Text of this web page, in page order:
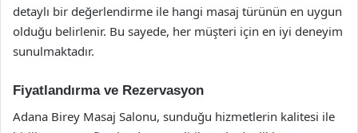
detaylı bir değerlendirme ile hangi masaj türünün en uygun
olduğu belirlenir. Bu sayede, her müşteri için en iyi deneyim
sunulmaktadır.
Fiyatlandırma ve Rezervasyon
Adana Birey Masaj Salonu, sunduğu hizmetlerin kalitesi ile